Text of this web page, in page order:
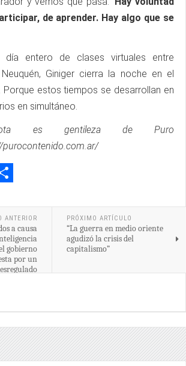
de aprender. Hay algo que se
día entero de clases virtuales entre
Giniger cierra la noche en el
Porque estos tiempos se desarrollan en
en simultáneo.
es gentileza de Puro
purocontenido.com.ar/
ANTERIOR
a causa
gobierno
por un
PRÓXIMO ARTÍCULO
“La guerra en medio oriente
agudizó la crisis del
capitalismo”